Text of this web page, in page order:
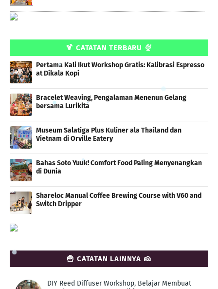
🍹 CATATAN TERBARU 🍨
Pertama Kali Ikut Workshop Gratis: Kalibrasi Espresso
at Dikala Kopi
Bracelet Weaving, Pengalaman Menenun Gelang
bersama Lurikita
Museum Salatiga Plus Kuliner ala Thailand dan
Vietnam di Orville Eatery
Bahas Soto Yuuk! Comfort Food Paling Menyenangkan
di Dunia
Shareloc Manual Coffee Brewing Course with V60 and
Switch Dripper
🍟 CATATAN LAINNYA 🧀
DIY Reed Diffuser Workshop, Belajar Membuat